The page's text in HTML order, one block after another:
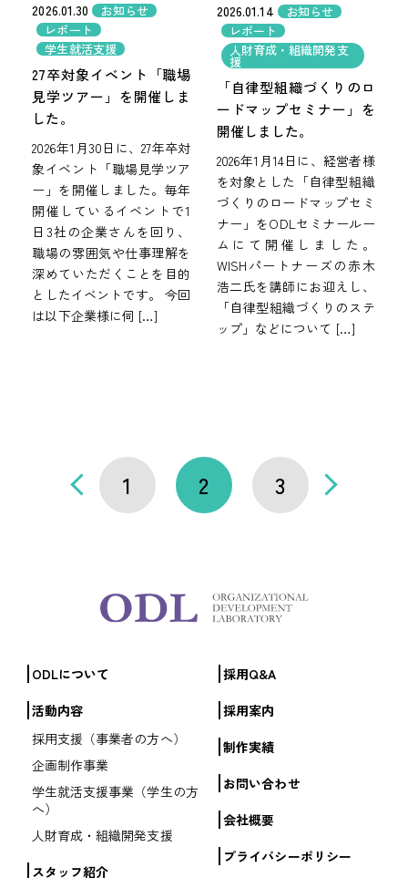
2026.01.30 お知らせ
レポート
学生就活支援
27卒対象イベント「職場
見学ツアー」を開催しま
した。
2026年1月30日に、27年卒対
象イベント「職場見学ツア
ー」を開催しました。毎年
開催しているイベントで1
日3社の企業さんを回り、
職場の雰囲気や仕事理解を
深めていただくことを目的
としたイベントです。 今回
は以下企業様に伺 […]
2026.01.14
お知らせ
レポート
人財育成・組織開発支
援
「自律型組織づくりのロ
ードマップセミナー」を
開催しました。
2026年1月14日に、経営者様
を対象とした「自律型組織
づくりのロードマップセミ
ナー」をODLセミナールー
ムにて開催しました。
WISHパートナーズの赤木
浩二氏を講師にお迎えし、
「自律型組織づくりのステ
ップ」などについて […]
1 2 3
ODLについて
活動内容
採用支援（事業者の方へ）
企画制作事業
学生就活支援事業（学生の方
へ）
人財育成・組織開発支援
スタッフ紹介
採用Q&A
採用案内
制作実績
お問い合わせ
会社概要
プライバシーポリシー